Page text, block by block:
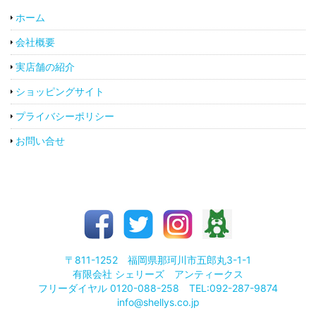
ホーム
会社概要
実店舗の紹介
ショッピングサイト
プライバシーポリシー
お問い合せ
〒811-1252 福岡県那珂川市五郎丸3-1-1
有限会社 シェリーズ アンティークス
フリーダイヤル 0120-088-258 TEL:092-287-9874
info@shellys.co.jp